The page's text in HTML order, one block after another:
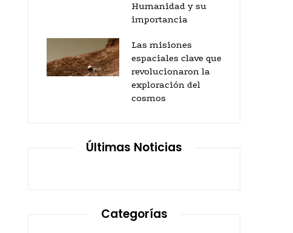
Humanidad y su
importancia
Las misiones
espaciales clave que
revolucionaron la
exploración del
cosmos
Últimas Noticias
Categorías